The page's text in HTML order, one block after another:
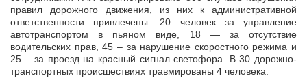
правил дорожного движения, из них к административной
ответственности привлечены: 20 человек за управление
автотранспортом в пьяном виде, 18 — за отсутствие
водительских прав, 45 – за нарушение скоростного режима и
25 – за проезд на красный сигнал светофора. В 30 дорожно-
транспортных происшествиях травмированы 4 человека.